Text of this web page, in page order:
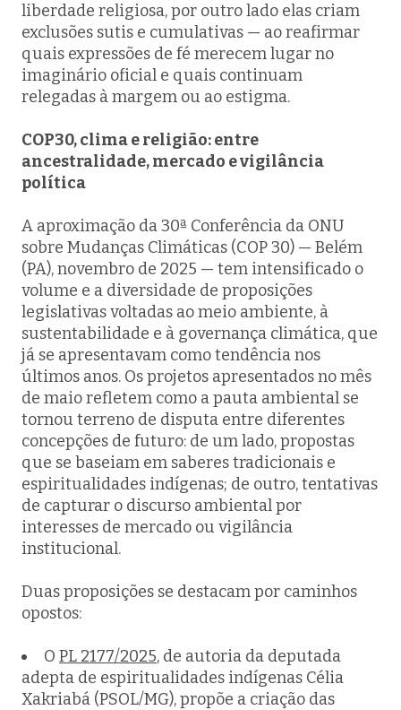
liberdade religiosa, por outro lado elas criam
exclusões sutis e cumulativas — ao reafirmar
quais expressões de fé merecem lugar no
imaginário oficial e quais continuam
relegadas à margem ou ao estigma.
COP30, clima e religião: entre
ancestralidade, mercado e vigilância
política
A aproximação da 30ª Conferência da ONU
sobre Mudanças Climáticas (COP 30) — Belém
(PA), novembro de 2025 — tem intensificado o
volume e a diversidade de proposições
legislativas voltadas ao meio ambiente, à
sustentabilidade e à governança climática, que
já se apresentavam como tendência nos
últimos anos. Os projetos apresentados no mês
de maio refletem como a pauta ambiental se
tornou terreno de disputa entre diferentes
concepções de futuro: de um lado, propostas
que se baseiam em saberes tradicionais e
espiritualidades indígenas; de outro, tentativas
de capturar o discurso ambiental por
interesses de mercado ou vigilância
institucional.
Duas proposições se destacam por caminhos
opostos:
O PL 2177/2025, de autoria da deputada
adepta de espiritualidades indígenas Célia
Xakriabá (PSOL/MG), propõe a criação das